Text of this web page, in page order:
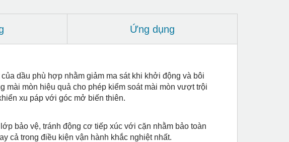
Ứng dụng
dầu phù hợp nhằm giảm ma sát khi khởi động và bôi
mài mòn hiệu quả cho phép kiểm soát mài mòn vượt trội
xu páp với góc mở biến thiên.
bảo vệ, tránh động cơ tiếp xúc với cặn nhằm bảo toàn
cả trong điều kiện vận hành khắc nghiệt nhất.